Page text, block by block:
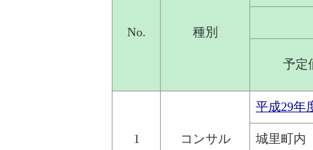
No. 種別
予定
1 コンサル
平成29年
城里町内